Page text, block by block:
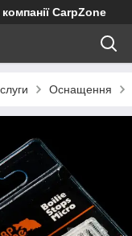
CarpZone
Оснащення